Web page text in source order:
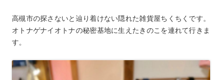
高槻市の探さないと辿り着けない隠れた雑貨屋ちくちくです。
オトナゲナイオトナの秘密基地に生えたきのこを連れて行きま
す。